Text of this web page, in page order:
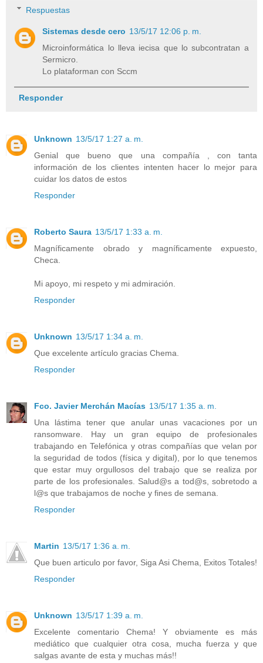
Respuestas
Sistemas desde cero 13/5/17 12:06 p. m.
Microinformática lo lleva iecisa que lo subcontratan a
Sermicro.
Lo plataforman con Sccm
Responder
Unknown 13/5/17 1:27 a. m.
Genial que bueno que una compañía , con tanta
información de los clientes intenten hacer lo mejor para
cuidar los datos de estos
Responder
Roberto Saura 13/5/17 1:33 a. m.
Magníficamente obrado y magníficamente expuesto,
Checa.
Mi apoyo, mi respeto y mi admiración.
Responder
Unknown 13/5/17 1:34 a. m.
Que excelente artículo gracias Chema.
Responder
Fco. Javier Merchán Macías 13/5/17 1:35 a. m.
Una lástima tener que anular unas vacaciones por un
ransomware. Hay un gran equipo de profesionales
trabajando en Telefónica y otras compañías que velan por
la seguridad de todos (física y digital), por lo que tenemos
que estar muy orgullosos del trabajo que se realiza por
parte de los profesionales. Salud@s a tod@s, sobretodo a
l@s que trabajamos de noche y fines de semana.
Responder
Martin 13/5/17 1:36 a. m.
Que buen articulo por favor, Siga Asi Chema, Exitos Totales!
Responder
Unknown 13/5/17 1:39 a. m.
Excelente comentario Chema! Y obviamente es más
mediático que cualquier otra cosa, mucha fuerza y que
salgas avante de esta y muchas más!!